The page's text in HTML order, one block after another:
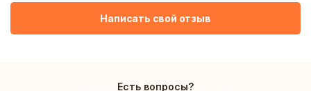
Написать свой отзыв
Есть вопросы?